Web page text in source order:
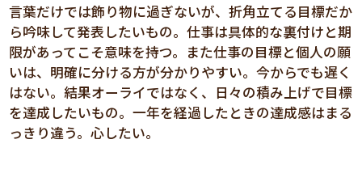
言葉だけでは飾り物に過ぎないが、折角立てる目標だか
ら吟味して発表したいもの。仕事は具体的な裏付けと期
限があってこそ意味を持つ。また仕事の目標と個人の願
いは、明確に分ける方が分かりやすい。今からでも遅く
はない。結果オーライではなく、日々の積み上げで目標
を達成したいもの。一年を経過したときの達成感はまる
っきり違う。心したい。